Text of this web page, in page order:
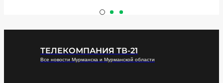
ТЕЛЕКОМПАНИЯ ТВ-21
Все новости Мурманска и Мурманской области